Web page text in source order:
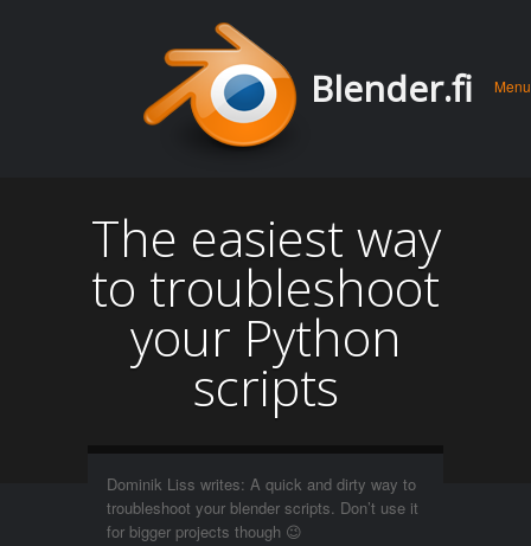
Blender.fi Menu
The easiest way
to troubleshoot
your Python
scripts
Dominik Liss writes: A quick and dirty way to
troubleshoot your blender scripts. Don’t use it
for bigger projects though 😉